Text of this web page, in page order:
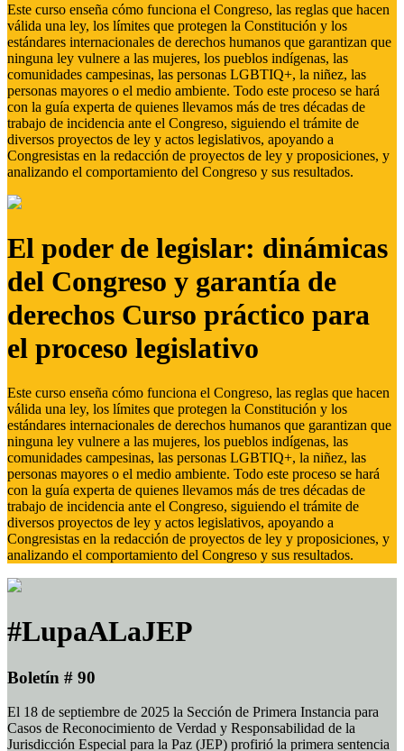
Este curso enseña cómo funciona el Congreso, las reglas que hacen
válida una ley, los límites que protegen la Constitución y los
estándares internacionales de derechos humanos que garantizan que
ninguna ley vulnere a las mujeres, los pueblos indígenas, las
comunidades campesinas, las personas LGBTIQ+, la niñez, las
personas mayores o el medio ambiente. Todo este proceso se hará
con la guía experta de quienes llevamos más de tres décadas de
trabajo de incidencia ante el Congreso, siguiendo el trámite de
diversos proyectos de ley y actos legislativos, apoyando a
Congresistas en la redacción de proyectos de ley y proposiciones, y
analizando el comportamiento del Congreso y sus resultados.
El poder de legislar: dinámicas
del Congreso y garantía de
derechos Curso práctico para
el proceso legislativo
Este curso enseña cómo funciona el Congreso, las reglas que hacen
válida una ley, los límites que protegen la Constitución y los
estándares internacionales de derechos humanos que garantizan que
ninguna ley vulnere a las mujeres, los pueblos indígenas, las
comunidades campesinas, las personas LGBTIQ+, la niñez, las
personas mayores o el medio ambiente. Todo este proceso se hará
con la guía experta de quienes llevamos más de tres décadas de
trabajo de incidencia ante el Congreso, siguiendo el trámite de
diversos proyectos de ley y actos legislativos, apoyando a
Congresistas en la redacción de proyectos de ley y proposiciones, y
analizando el comportamiento del Congreso y sus resultados.
#LupaALaJEP
Boletín # 90
El 18 de septiembre de 2025 la Sección de Primera Instancia para
Casos de Reconocimiento de Verdad y Responsabilidad de la
Jurisdicción Especial para la Paz (JEP) profirió la primera sentencia